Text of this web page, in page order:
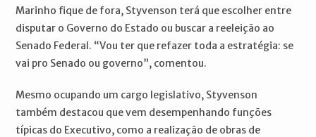
Marinho fique de fora, Styvenson terá que escolher entre
disputar o Governo do Estado ou buscar a reeleição ao
Senado Federal. “Vou ter que refazer toda a estratégia: se
vai pro Senado ou governo”, comentou.
Mesmo ocupando um cargo legislativo, Styvenson
também destacou que vem desempenhando funções
típicas do Executivo, como a realização de obras de